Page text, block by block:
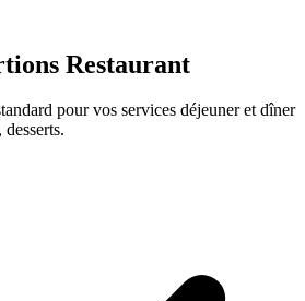
Restaurant
pour vos services déjeuner et dîner